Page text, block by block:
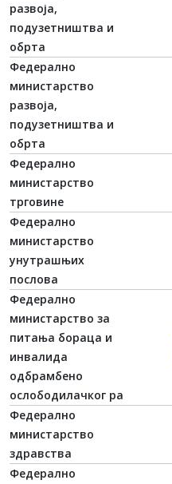
развоја,
подузетништва и
обрта
Федерално
министарство
развоја,
подузетништва и
обрта
Федерално
министарство
трговине
Федерално
министарство
унутрашњих
послова
Федерално
министарство за
питања бораца и
инвалида
одбрамбено
ослободилачког ра
Федерално
министарство
здравства
Федерално